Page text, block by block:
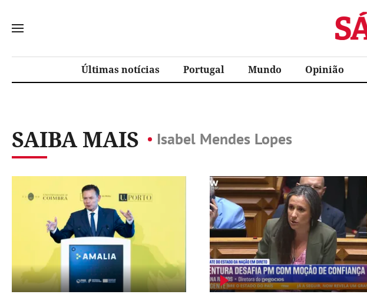
Sábado
Últimas notícias Portugal Mundo Opinião
SAIBA MAIS Isabel Mendes Lopes